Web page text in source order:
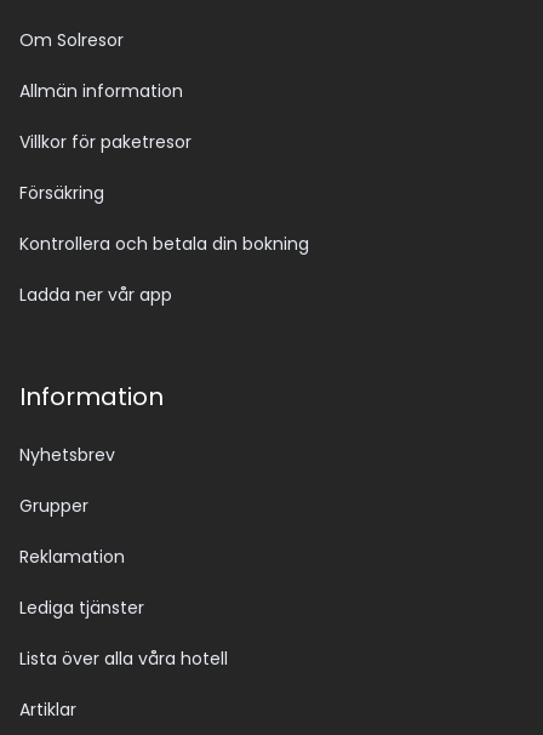
Om Solresor
Allmän information
Villkor för paketresor
Försäkring
Kontrollera och betala din bokning
Ladda ner vår app
Information
Nyhetsbrev
Grupper
Reklamation
Lediga tjänster
Lista över alla våra hotell
Artiklar